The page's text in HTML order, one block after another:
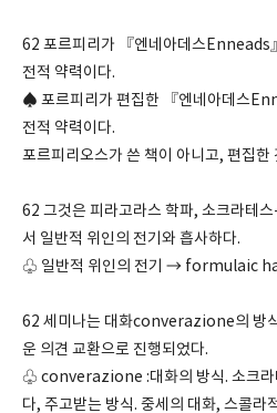
62 포르피리가 『엔네아데스Enneads
전적 약력이다.
♠ 포르피리가 편집한 『엔네아데스
전적 약력이다.
포르피리오스가 쓴 책이 아니고, 편집한
62 그것은 피라고라스 학파, 소크라테
서 일반적 위인의 전기와 흡사하다.
♧ 일반적 위인의 전기 → formulaic
62 세미나는 대화converazione의 방
운 의견 교환으로 진행되었다.
♧ converazione :대화의 방식. 소크라
다, 주고받는 방식. 중세의 대화, 스콜라